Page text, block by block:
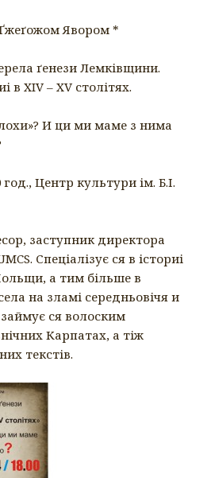
Явором *
ґенези Лемківщини.
в XIV – XV столітях.
И ци ми маме з нима
Центр культури ім. Б.І.
заступник директора
Спеціалізує ся в істориі
а тим більше в
на зламі середньовічя и
ся волоским
Карпатах, а тіж
текстів.